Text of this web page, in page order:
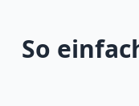
So